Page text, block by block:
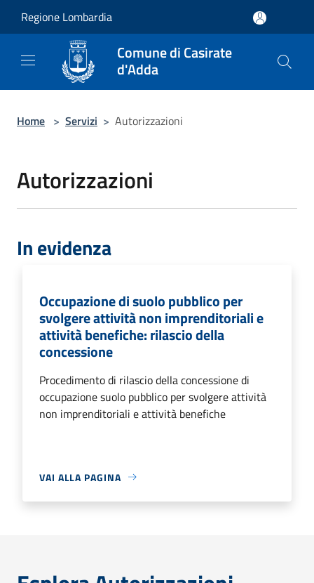
Regione Lombardia
Comune di Casirate
d'Adda
Home > Servizi > Autorizzazioni
Autorizzazioni
In evidenza
Occupazione di suolo pubblico per
svolgere attività non imprenditoriali e
attività benefiche: rilascio della
concessione
Procedimento di rilascio della concessione di
occupazione suolo pubblico per svolgere attività
non imprenditoriali e attività benefiche
VAI ALLA PAGINA